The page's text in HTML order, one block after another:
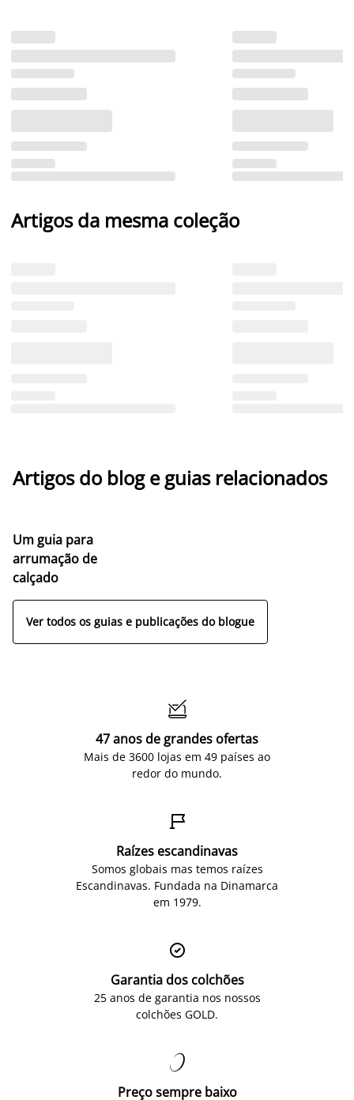
Artigos da mesma coleção
Artigos do blog e guias relacionados
Um guia para
arrumação de
calçado
Ver todos os guias e publicações do blogue

47 anos de grandes ofertas
Mais de 3600 lojas em 49 países ao
redor do mundo.

Raízes escandinavas
Somos globais mas temos raízes
Escandinavas. Fundada na Dinamarca
em 1979.

Garantia dos colchões
25 anos de garantia nos nossos
colchões GOLD.

Preço sempre baixo